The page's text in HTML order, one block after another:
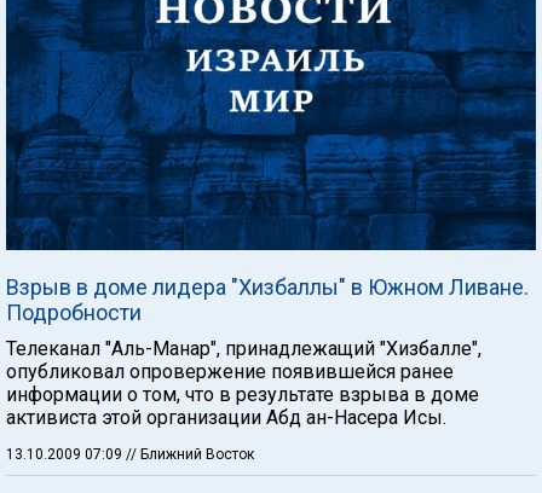
Взрыв в доме лидера "Хизбаллы" в Южном Ливане.
Подробности
Телеканал "Аль-Манар", принадлежащий "Хизбалле",
опубликовал опровержение появившейся ранее
информации о том, что в результате взрыва в доме
активиста этой организации Абд ан-Насера Исы.
13.10.2009 07:09 // Ближний Восток